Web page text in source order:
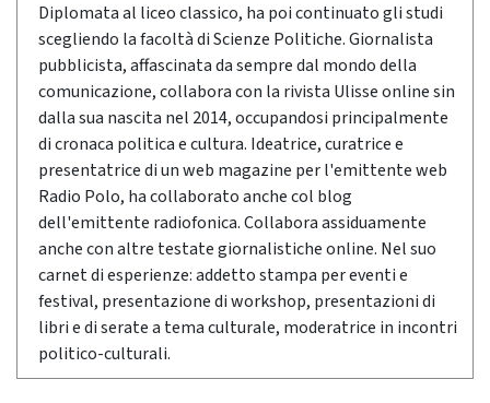
Diplomata al liceo classico, ha poi continuato gli studi
scegliendo la facoltà di Scienze Politiche. Giornalista
pubblicista, affascinata da sempre dal mondo della
comunicazione, collabora con la rivista Ulisse online sin
dalla sua nascita nel 2014, occupandosi principalmente
di cronaca politica e cultura. Ideatrice, curatrice e
presentatrice di un web magazine per l'emittente web
Radio Polo, ha collaborato anche col blog
dell'emittente radiofonica. Collabora assiduamente
anche con altre testate giornalistiche online. Nel suo
carnet di esperienze: addetto stampa per eventi e
festival, presentazione di workshop, presentazioni di
libri e di serate a tema culturale, moderatrice in incontri
politico-culturali.